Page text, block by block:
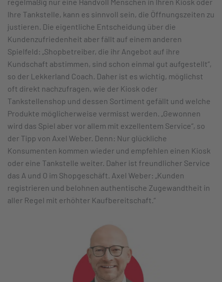
Ihre Tankstelle, kann es sinnvoll sein, die Öffnungszeiten zu
justieren. Die eigentliche Entscheidung über die
Kundenzufriedenheit aber fällt auf einem anderen
Spielfeld: „Shopbetreiber, die ihr Angebot auf ihre
Kundschaft abstimmen, sind schon einmal gut aufgestellt“,
so der Lekkerland Coach. Daher ist es wichtig, möglichst
oft direkt nachzufragen, wie der Kiosk oder
Tankstellenshop und dessen Sortiment gefällt und welche
Produkte möglicherweise vermisst werden. „Gewonnen
wird das Spiel aber vor allem mit exzellentem Service“, so
der Tipp von Axel Weber. Denn: Nur glückliche
Konsumenten kommen wieder und empfehlen einen Kiosk
oder eine Tankstelle weiter. Daher ist freundlicher Service
das A und O im Shopgeschäft. Axel Weber: „Kunden
registrieren und belohnen authentische Zugewandtheit in
aller Regel mit erhöhter Kaufbereitschaft.“